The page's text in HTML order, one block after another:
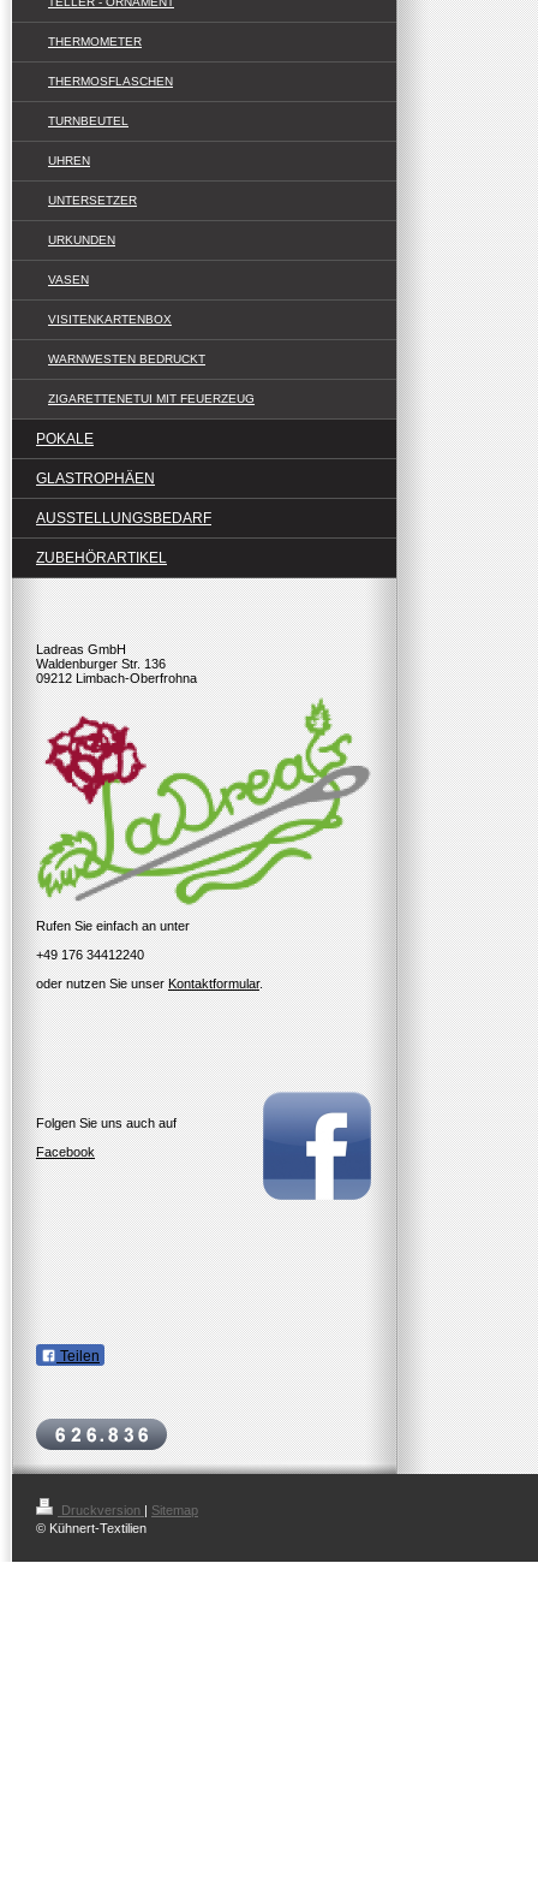
THERMOMETER
THERMOSFLASCHEN
TURNBEUTEL
UHREN
UNTERSETZER
URKUNDEN
VASEN
VISITENKARTENBOX
WARNWESTEN BEDRUCKT
ZIGARETTENETUI MIT FEUERZEUG
POKALE
GLASTROPHÄEN
AUSSTELLUNGSBEDARF
ZUBEHÖRARTIKEL
Ladreas GmbH
Waldenburger Str. 136
09212 Limbach-Oberfrohna
Rufen Sie einfach an unter
+49 176 34412240
oder nutzen Sie unserKontaktformular.
Folgen Sie uns auch auf
Facebook
Teilen
Druckversion | Sitemap
© Kühnert-Textilien